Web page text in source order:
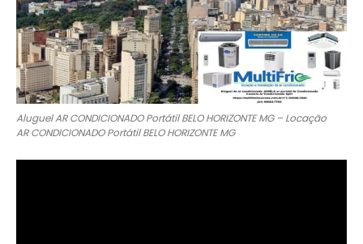
Aluguel AR CONDICIONADO Portátil BELO HORIZONTE MG – Locação
AR CONDICIONADO Portátil BELO HORIZONTE MG